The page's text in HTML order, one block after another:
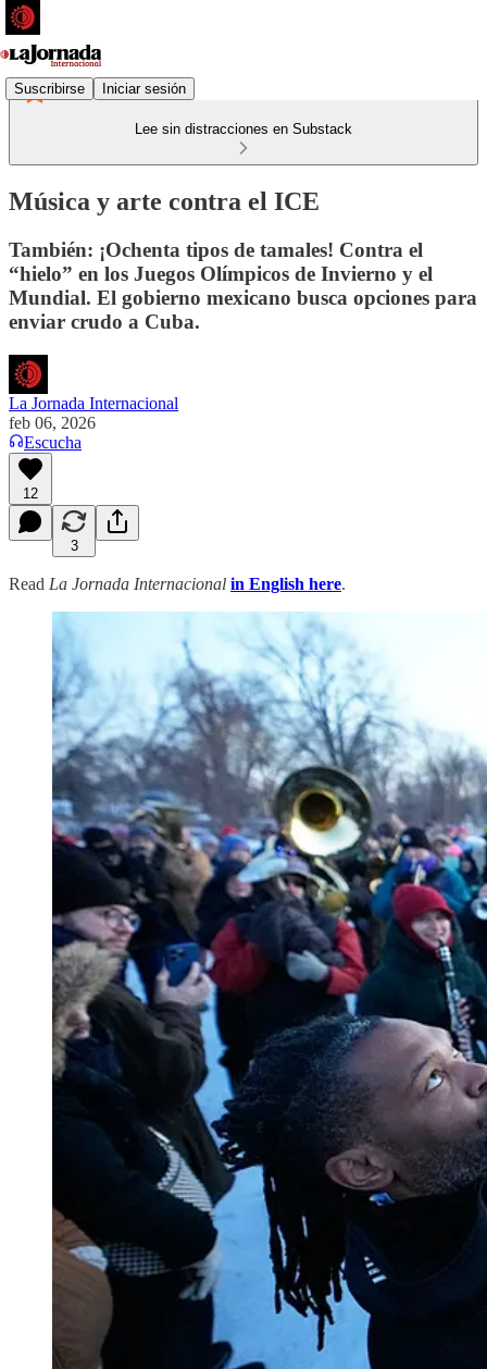
Suscribirse Iniciar sesión
Lee sin distracciones en Substack
Música y arte contra el ICE
También: ¡Ochenta tipos de tamales! Contra el
“hielo” en los Juegos Olímpicos de Invierno y el
Mundial. El gobierno mexicano busca opciones para
enviar crudo a Cuba.
La Jornada Internacional
feb 06, 2026
Escucha
12
3
Read La Jornada Internacional in English here.